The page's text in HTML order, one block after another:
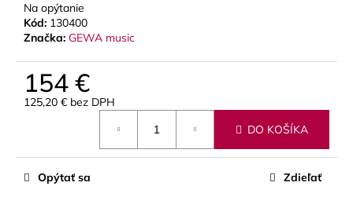
Na opýtanie
Kód: 130400
Značka: GEWA music
154 €
125,20 € bez DPH
DO KOŠÍKA
Opýtať sa Zdieľať
p
o